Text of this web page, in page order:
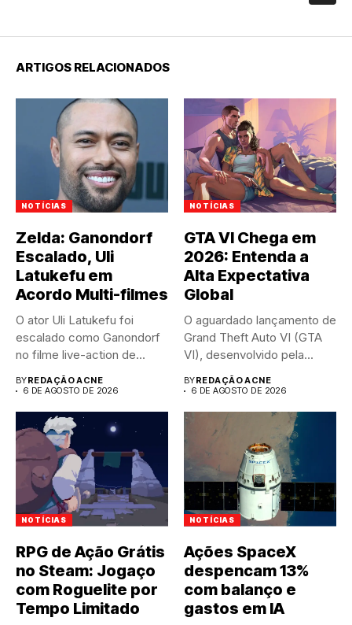
ARTIGOS RELACIONADOS
NOTÍCIAS
Zelda: Ganondorf
Escalado, Uli
Latukefu em
Acordo Multi-filmes
O ator Uli Latukefu foi
escalado como Ganondorf
no filme live-action de...
BYREDAÇÃO ACNE
6 DE AGOSTO DE 2026
NOTÍCIAS
GTA VI Chega em
2026: Entenda a
Alta Expectativa
Global
O aguardado lançamento de
Grand Theft Auto VI (GTA
VI), desenvolvido pela...
BYREDAÇÃO ACNE
6 DE AGOSTO DE 2026
NOTÍCIAS
RPG de Ação Grátis
no Steam: Jogaço
com Roguelite por
Tempo Limitado
NOTÍCIAS
Ações SpaceX
despencam 13%
com balanço e
gastos em IA